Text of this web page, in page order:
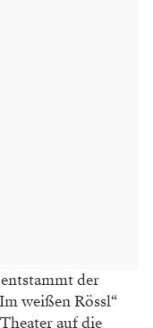
der
weißen Rössl“
auf die